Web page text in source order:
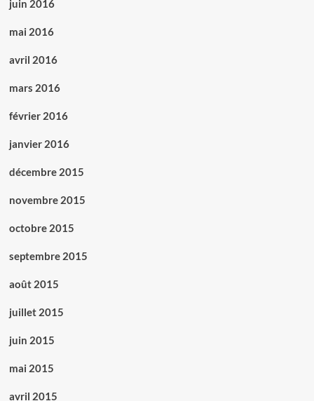
juin 2016
mai 2016
avril 2016
mars 2016
février 2016
janvier 2016
décembre 2015
novembre 2015
octobre 2015
septembre 2015
août 2015
juillet 2015
juin 2015
mai 2015
avril 2015